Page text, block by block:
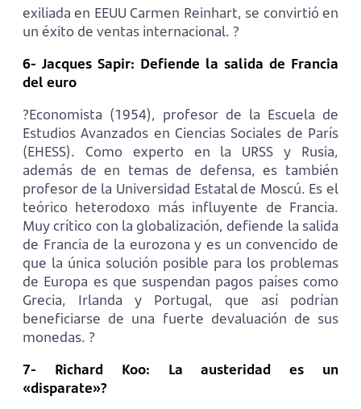
exiliada en EEUU Carmen Reinhart, se convirtió en
un éxito de ventas internacional. ?
6- Jacques Sapir: Defiende la salida de Francia
del euro
?Economista (1954), profesor de la Escuela de
Estudios Avanzados en Ciencias Sociales de París
(EHESS). Como experto en la URSS y Rusia,
además de en temas de defensa, es también
profesor de la Universidad Estatal de Moscú. Es el
teórico heterodoxo más influyente de Francia.
Muy crítico con la globalización, defiende la salida
de Francia de la eurozona y es un convencido de
que la única solución posible para los problemas
de Europa es que suspendan pagos países como
Grecia, Irlanda y Portugal, que así podrían
beneficiarse de una fuerte devaluación de sus
monedas. ?
7- Richard Koo: La austeridad es un
«disparate»?